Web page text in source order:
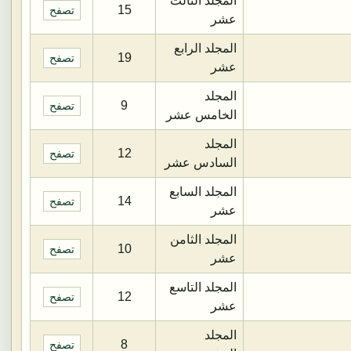
عشر
15 تصفح
المجلد الرابع
عشر
19 تصفح
المجلد
الخامس عشر
9 تصفح
المجلد
السادس عشر
12 تصفح
المجلد السابع
عشر
14 تصفح
المجلد الثامن
عشر
10 تصفح
المجلد التاسع
عشر
12 تصفح
المجلد
8 تصفح